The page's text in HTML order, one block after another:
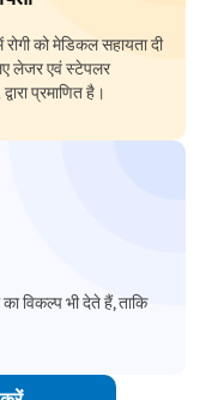
को मेडिकल सहायता दी
लेजर एवं स्टेपलर
प्रमाणित है।
विकल्प भी देते हैं, ताकि